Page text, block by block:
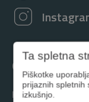
Osebno
Krediti
Ta spletna
Piškotke
prijaznih spletnih
izkušnjo.